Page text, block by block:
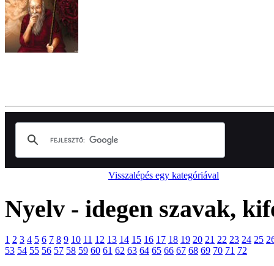
Visszalépés egy kategóriával
Nyelv - idegen szavak,
1 2 3 4 5 6 7 8 9 10 11 12 13 14 15 16 17 18 19 20 21 22 23 24 25
53 54 55 56 57 58 59 60 61 62 63 64 65 66 67 68 69 70 71 72